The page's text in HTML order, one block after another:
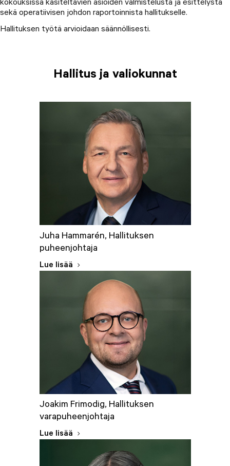
kokouksissa käsiteltävien asioiden valmistelusta ja esittelystä
sekä operatiivisen johdon raportoinnista hallitukselle.
Hallituksen työtä arvioidaan säännöllisesti.
Hallitus ja valiokunnat
Juha Hammarén, Hallituksen
puheenjohtaja
Lue lisää
s. 1960, Suomen kansalainen
Hallituksen puheenjohtaja vuodesta 2025, hallituksen jäsen
Varatuomari, eMBA
Keskeinen työkokemus
Aktia Pankki Oyj, 2014–2024
- toimitusjohtaja 2023–2024
Joakim Frimodig, Hallituksen
varapuheenjohtaja
Lue lisää